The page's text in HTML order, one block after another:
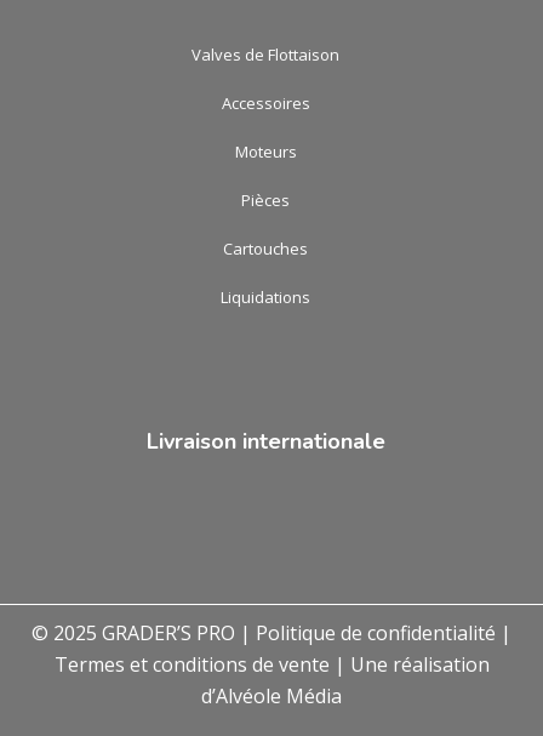
Valves de Flottaison
Accessoires
Moteurs
Pièces
Cartouches
Liquidations
Livraison internationale
© 2025 GRADER’S PRO | Politique de confidentialité |
Termes et conditions de vente | Une réalisation
d’Alvéole Média